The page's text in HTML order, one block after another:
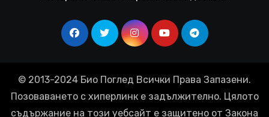
© 2013-2024 Био Поглед Всички Права Запазени.
Позоваването с хиперлинк е задължително. Цялото
съдържание на този уебсайт е защитено от Закона